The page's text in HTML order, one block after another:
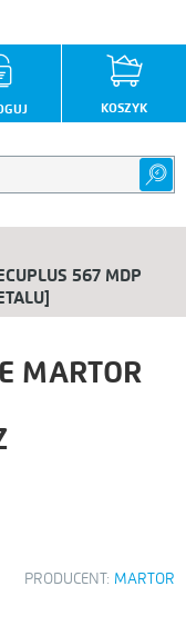
KOSZYK
567 MDP
MARTOR
PRODUCENT: MARTOR